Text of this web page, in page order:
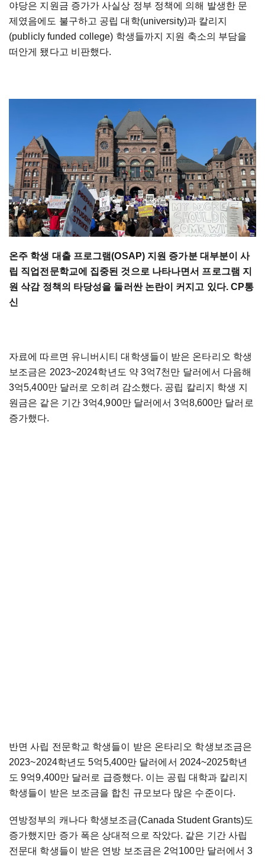
야당은 지원금 증가가 사실상 정부 정책에 의해 발생한 문
제였음에도 불구하고 공립 대학(university)과 칼리지
(publicly funded college) 학생들까지 지원 축소의 부담을
떠안게 됐다고 비판했다.
온주 학생 대출 프로그램(OSAP) 지원 증가분 대부분이 사
립 직업전문학교에 집중된 것으로 나타나면서 프로그램 지
원 삭감 정책의 타당성을 둘러싼 논란이 커지고 있다. CP통
신
자료에 따르면 유니버시티 대학생들이 받은 온타리오 학생
보조금은 2023~2024학년도 약 3억7천만 달러에서 다음해
3억5,400만 달러로 오히려 감소했다. 공립 칼리지 학생 지
원금은 같은 기간 3억4,900만 달러에서 3억8,600만 달러로
증가했다.
반면 사립 전문학교 학생들이 받은 온타리오 학생보조금은
2023~2024학년도 5억5,400만 달러에서 2024~2025학년
도 9억9,400만 달러로 급증했다. 이는 공립 대학과 칼리지
학생들이 받은 보조금을 합친 규모보다 많은 수준이다.
연방정부의 캐나다 학생보조금(Canada Student Grants)도
증가했지만 증가 폭은 상대적으로 작았다. 같은 기간 사립
전문대 학생들이 받은 연방 보조금은 2억100만 달러에서 3